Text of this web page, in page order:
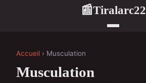
📰Tiralarc22
Accueil › Musculation
Musculation